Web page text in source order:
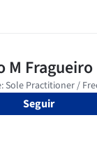
Seguir